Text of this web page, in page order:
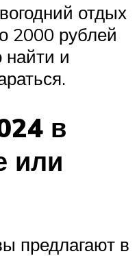
отдых
2000 рублей
найти и
в
или
предлагают в